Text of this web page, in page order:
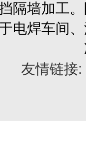
隔墙加工
电焊车间
友情链接: